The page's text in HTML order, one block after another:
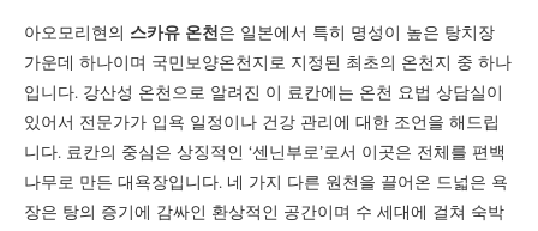
아오모리현의 스카유 온천은 일본에서 특히 명성이 높은 탕치장
가운데 하나이며 국민보양온천지로 지정된 최초의 온천지 중 하나
입니다. 강산성 온천으로 알려진 이 료칸에는 온천 요법 상담실이
있어서 전문가가 입욕 일정이나 건강 관리에 대한 조언을 해드립
니다. 료칸의 중심은 상징적인 ‘센닌부로’로서 이곳은 전체를 편백
나무로 만든 대욕장입니다. 네 가지 다른 원천을 끌어온 드넓은 욕
장은 탕의 증기에 감싸인 환상적인 공간이며 수 세대에 걸쳐 숙박